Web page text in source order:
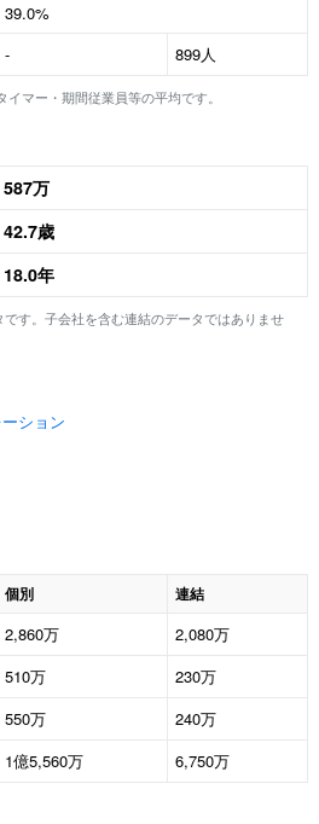
39.0%
- 899人
マー・期間従業員等の平均です。
587万
42.7歳
18.0年
す。子会社を含む連結のデータではありませ
ション
個別
連結
2,860万 2,080万
510万 230万
550万 240万
1億5,560万 6,750万